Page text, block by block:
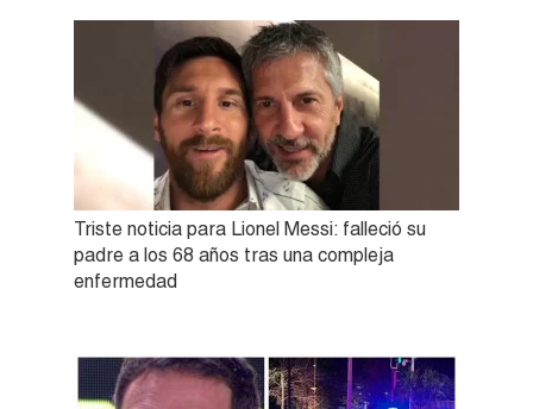
Triste noticia para Lionel Messi: falleció su
padre a los 68 años tras una compleja
enfermedad